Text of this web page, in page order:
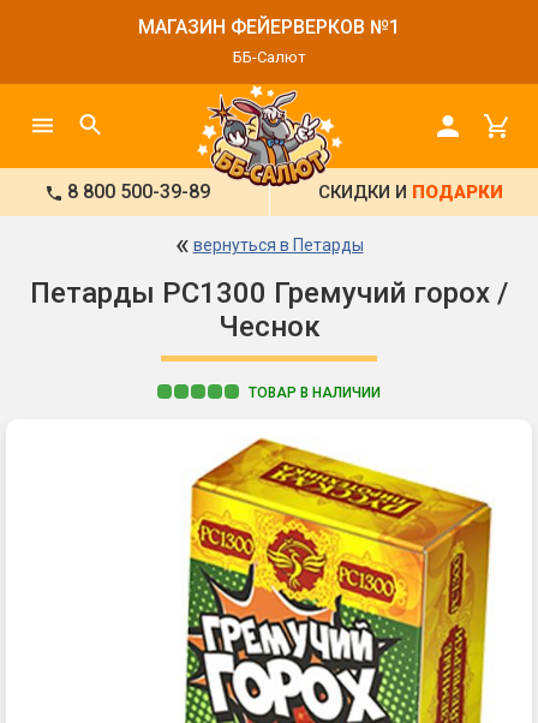
МАГАЗИН ФЕЙЕРВЕРКОВ №1
ББ-Салют
8 800 500-39-89 СКИДКИ И ПОДАРКИ
« вернуться в Петарды
Петарды РС1300 Гремучий горох /
Чеснок
ТОВАР В НАЛИЧИИ